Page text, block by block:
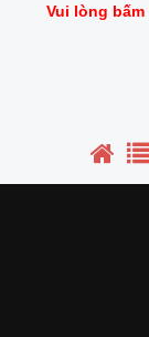
Vui lòng bấm